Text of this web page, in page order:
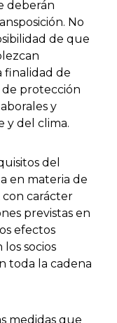
deberán
No
de que
finalidad de
protección
y
y del clima.
del
en materia de
con carácter
previstas en
efectos
socios
toda la cadena
medidas que